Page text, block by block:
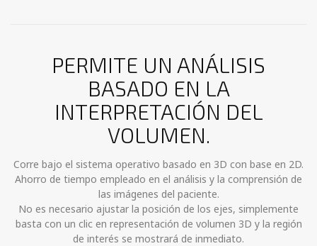
PERMITE UN ANÁLISIS
BASADO EN LA
INTERPRETACIÓN DEL
VOLUMEN.
Corre bajo el sistema operativo basado en 3D con base en 2D.
Ahorro de tiempo empleado en el análisis y la comprensión de
las imágenes del paciente.
No es necesario ajustar la posición de los ejes, simplemente
basta con un clic en representación de volumen 3D y la región
de interés se mostrará de inmediato.